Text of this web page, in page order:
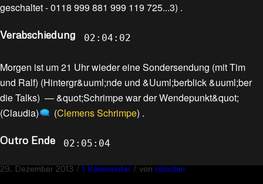
geschaltet - 0118 999 881 999 119 725...3) .
Verabschiedung 02:04:02
Morgen ist um 21 Uhr wieder eine Sondersendung (mit Tim
und Ralf) (Hintergr&uuml;nde und &Uuml;berblick &uuml;ber
die Talks) —&quot;Schrimpe war der Wendepunkt&quot;
(Claudia)
(Clemens Schrimpe) .
Outro Ende 02:05:04
29. Dezember 2013 / 1 Kommentar / vonrstockm